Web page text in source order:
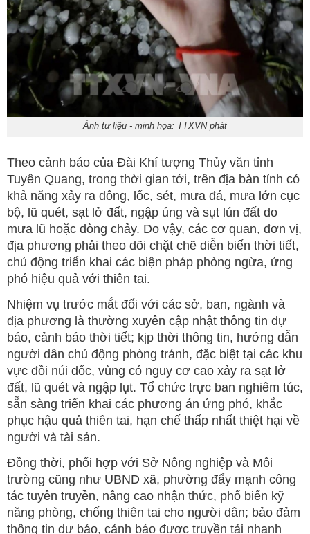
Ảnh tư liệu - minh họa: TTXVN phát
Theo cảnh báo của Đài Khí tượng Thủy văn tỉnh
Tuyên Quang, trong thời gian tới, trên địa bàn tỉnh có
khả năng xảy ra dông, lốc, sét, mưa đá, mưa lớn cục
bộ, lũ quét, sạt lở đất, ngập úng và sụt lún đất do
mưa lũ hoặc dòng chảy. Do vậy, các cơ quan, đơn vị,
địa phương phải theo dõi chặt chẽ diễn biến thời tiết,
chủ động triển khai các biện pháp phòng ngừa, ứng
phó hiệu quả với thiên tai.
Nhiệm vụ trước mắt đối với các sở, ban, ngành và
địa phương là thường xuyên cập nhật thông tin dự
báo, cảnh báo thời tiết; kịp thời thông tin, hướng dẫn
người dân chủ động phòng tránh, đặc biệt tại các khu
vực đồi núi dốc, vùng có nguy cơ cao xảy ra sạt lở
đất, lũ quét và ngập lụt. Tổ chức trực ban nghiêm túc,
sẵn sàng triển khai các phương án ứng phó, khắc
phục hậu quả thiên tai, hạn chế thấp nhất thiệt hại về
người và tài sản.
Đồng thời, phối hợp với Sở Nông nghiệp và Môi
trường cũng như UBND xã, phường đẩy mạnh công
tác tuyên truyền, nâng cao nhận thức, phổ biến kỹ
năng phòng, chống thiên tai cho người dân; bảo đảm
thông tin dự báo, cảnh báo được truyền tải nhanh